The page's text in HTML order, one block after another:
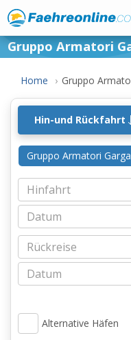
Gruppo Armatori
Home Gruppo
Hin-und Rückfahrt
Gruppo Armatori
Alternative Häfen